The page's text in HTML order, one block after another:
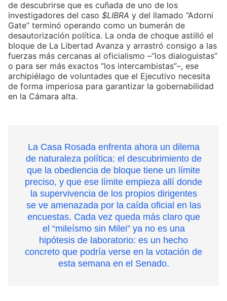
de descubrirse que es cuñada de uno de los
investigadores del caso $LIBRA y del llamado “Adorni
Gate” terminó operando como un bumerán de
desautorización política. La onda de choque astilló el
bloque de La Libertad Avanza y arrastró consigo a las
fuerzas más cercanas al oficialismo –“los dialoguistas”
o para ser más exactos “los intercambistas”–, ese
archipiélago de voluntades que el Ejecutivo necesita
de forma imperiosa para garantizar la gobernabilidad
en la Cámara alta.
La Casa Rosada enfrenta ahora un dilema
de naturaleza política: el descubrimiento de
que la obediencia de bloque tiene un límite
preciso, y que ese límite empieza allí donde
la supervivencia de los propios dirigentes
se ve amenazada por la caída oficial en las
encuestas. Cada vez queda más claro que
el “mileísmo sin Milei” ya no es una
hipótesis de laboratorio: es un hecho
concreto que podría verse en la votación de
esta semana en el Senado.